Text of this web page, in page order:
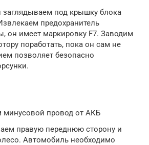
заглядываем под крышку блока
предохранитель
он имеет маркировку F7. Заводим
поработать, пока он сам не
позволяет безопасно
минусовой провод от АКБ
правую переднюю сторону и
Автомобиль необходимо